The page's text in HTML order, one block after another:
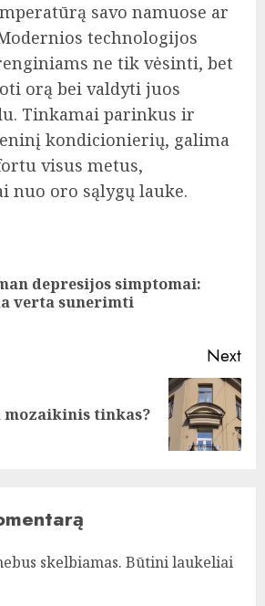
savo namuose ar
technologijos
ne tik vėsinti, bet
orą bei valdyti juos
Tinkamai parinkus ir
kondicionierių, galima
visus metus,
nuo oro sąlygų lauke.
depresijos simptomai:
verta sunerimti
Next
mozaikinis tinkas?
skelbiamas. Būtini laukeliai